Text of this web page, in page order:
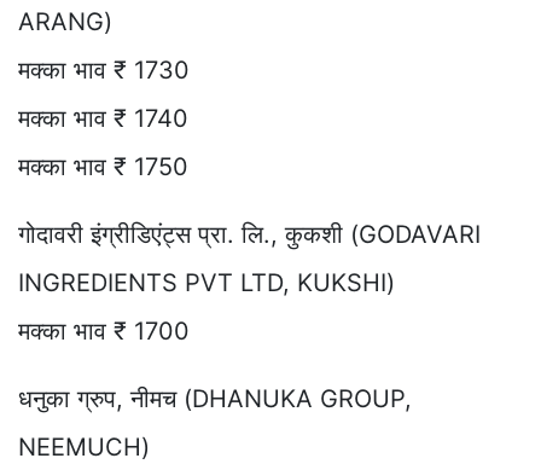
ARANG)
मक्का भाव ₹ 1730
मक्का भाव ₹ 1740
मक्का भाव ₹ 1750
गोदावरी इंग्रीडिएंट्स प्रा. लि., कुकशी (GODAVARI
INGREDIENTS PVT LTD, KUKSHI)
मक्का भाव ₹ 1700
धनुका ग्रुप, नीमच (DHANUKA GROUP,
NEEMUCH)